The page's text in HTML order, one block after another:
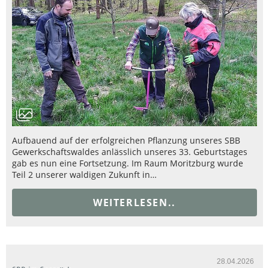
Aufbauend auf der erfolgreichen Pflanzung unseres SBB
Gewerkschaftswaldes anlässlich unseres 33. Geburtstages
gab es nun eine Fortsetzung. Im Raum Moritzburg wurde
Teil 2 unserer waldigen Zukunft in…
WEITERLESEN..
28.04.2026